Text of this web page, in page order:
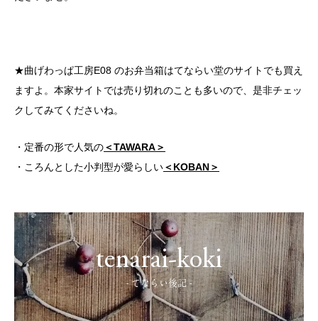
★曲げわっぱ工房E08 のお弁当箱はてならい堂のサイトでも買え
ますよ。本家サイトでは売り切れのことも多いので、是非チェッ
クしてみてくださいね。
・定番の形で人気の＜TAWARA＞
・ころんとした小判型が愛らしい＜KOBAN＞
tenarai-koki
- てならい後記 -